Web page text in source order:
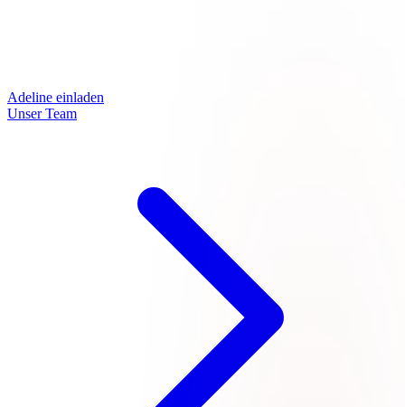
Adeline einladen
Unser Team